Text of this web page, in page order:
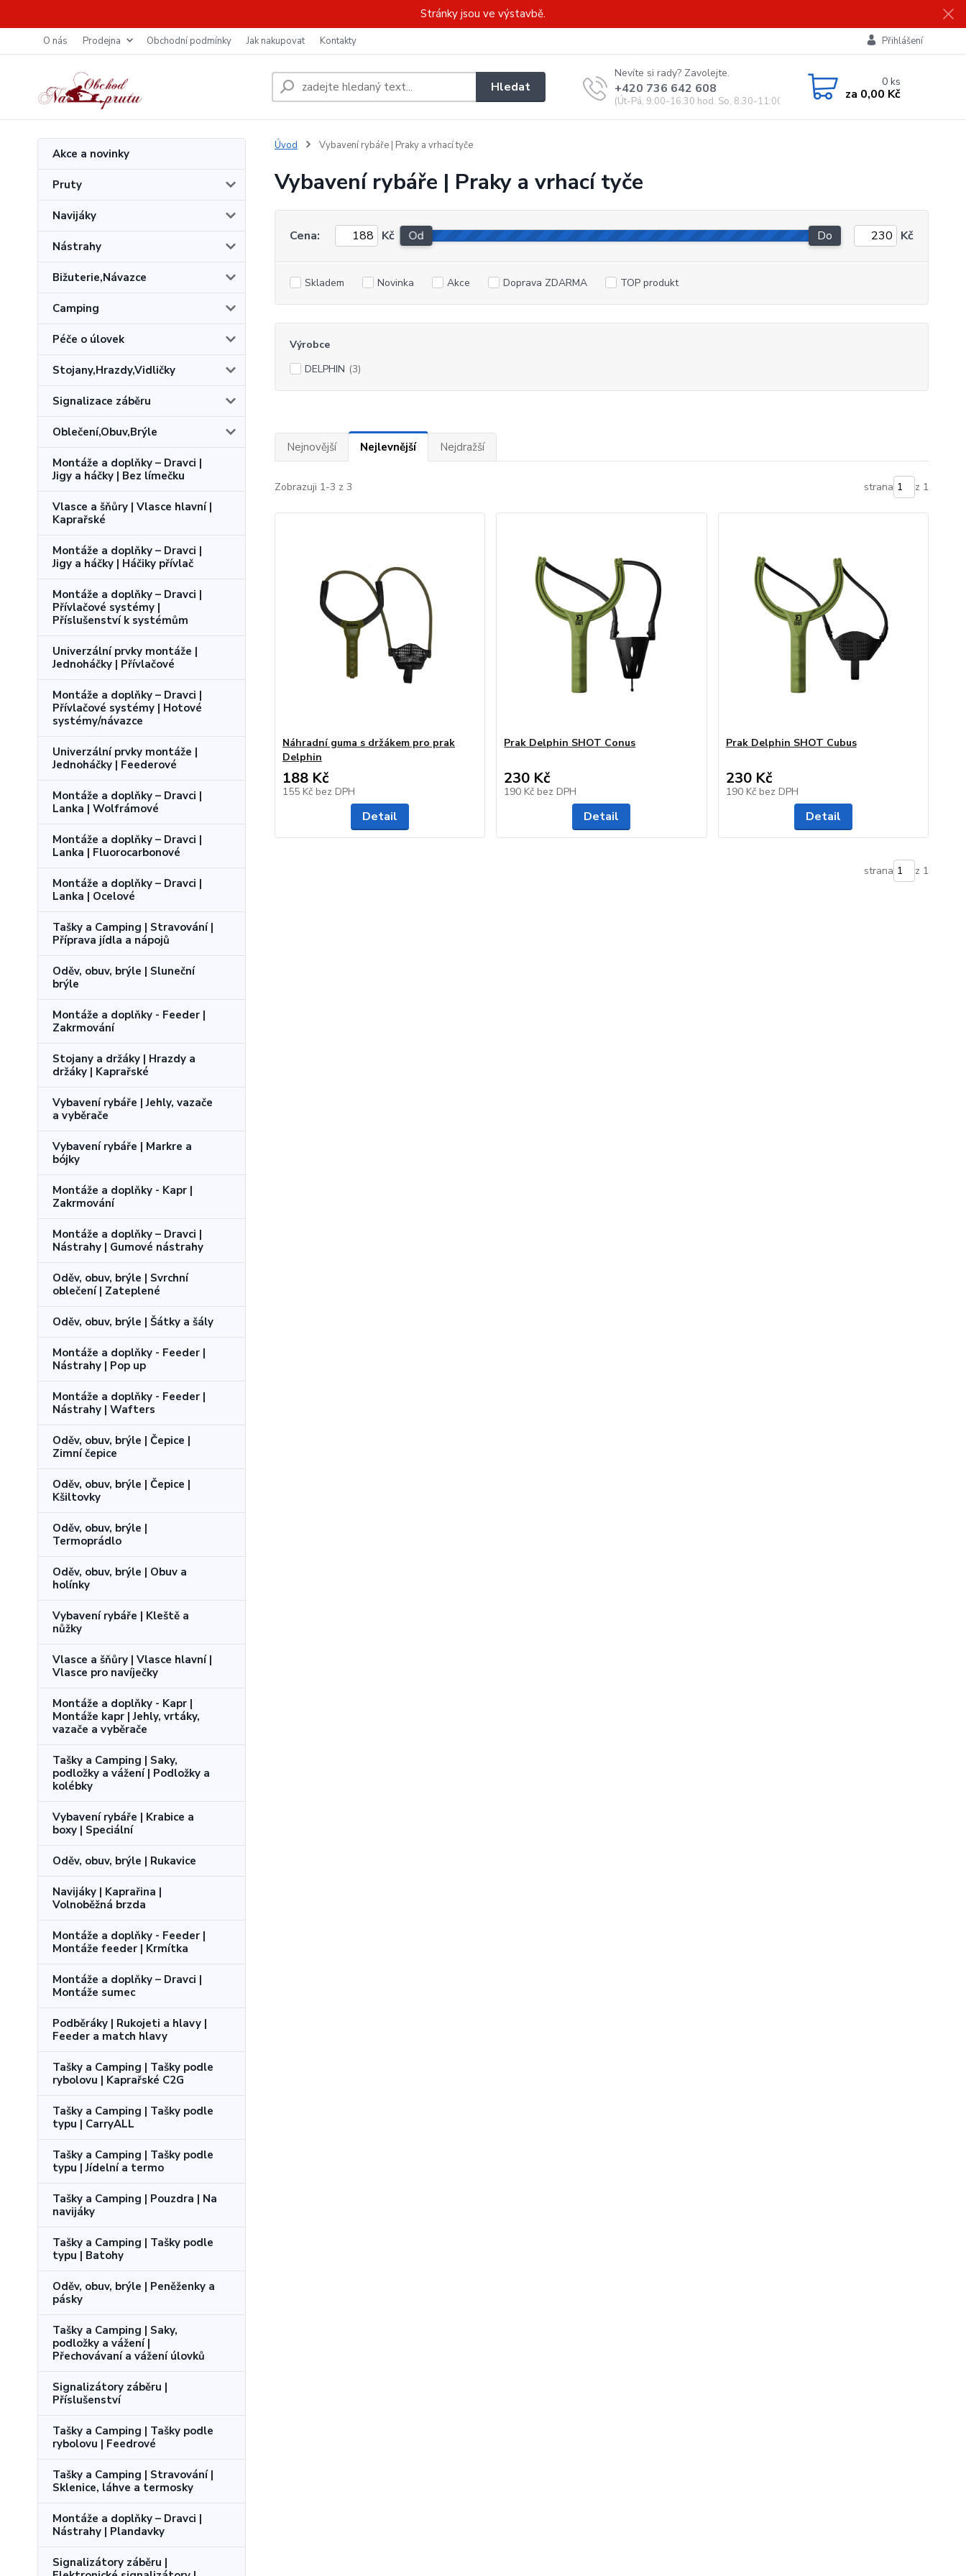
Stránky jsou ve výstavbě.
O nás Prodejna Obchodní podmínky Jak nakupovat Kontakty Přihlášení
Hledat
Nevíte si rady? Zavolejte.
+420 736 642 608
(Út-Pá, 9:00-16.30 hod. So, 8.30-11:00 hod.)
0ks
za 0,00 Kč
Akce a novinky
Pruty
Navijáky
Nástrahy
Bižuterie,Návazce
Camping
Péče o úlovek
Stojany,Hrazdy,Vidličky
Signalizace záběru
Oblečení,Obuv,Brýle
Montáže a doplňky – Dravci |
Jigy a háčky | Bez límečku
Vlasce a šňůry | Vlasce hlavní |
Kaprařské
Montáže a doplňky – Dravci |
Jigy a háčky | Háčiky přívlač
Montáže a doplňky – Dravci |
Přívlačové systémy |
Příslušenství k systémům
Univerzální prvky montáže |
Jednoháčky | Přívlačové
Montáže a doplňky – Dravci |
Přívlačové systémy | Hotové
systémy/návazce
Univerzální prvky montáže |
Jednoháčky | Feederové
Montáže a doplňky – Dravci |
Lanka | Wolfrámové
Montáže a doplňky – Dravci |
Lanka | Fluorocarbonové
Montáže a doplňky – Dravci |
Lanka | Ocelové
Tašky a Camping | Stravování |
Příprava jídla a nápojů
Oděv, obuv, brýle | Sluneční
brýle
Montáže a doplňky - Feeder |
Zakrmování
Stojany a držáky | Hrazdy a
držáky | Kaprařské
Vybavení rybáře | Jehly, vazače
a vyběrače
Vybavení rybáře | Markre a
bójky
Montáže a doplňky - Kapr |
Zakrmování
Montáže a doplňky – Dravci |
Nástrahy | Gumové nástrahy
Oděv, obuv, brýle | Svrchní
oblečení | Zateplené
Oděv, obuv, brýle | Šátky a šály
Montáže a doplňky - Feeder |
Nástrahy | Pop up
Montáže a doplňky - Feeder |
Nástrahy | Wafters
Oděv, obuv, brýle | Čepice |
Zimní čepice
Oděv, obuv, brýle | Čepice |
Kšiltovky
Oděv, obuv, brýle |
Termoprádlo
Oděv, obuv, brýle | Obuv a
holínky
Vybavení rybáře | Kleště a
nůžky
Vlasce a šňůry | Vlasce hlavní |
Vlasce pro navíječky
Montáže a doplňky - Kapr |
Montáže kapr | Jehly, vrtáky,
vazače a vyběrače
Tašky a Camping | Saky,
podložky a vážení | Podložky a
kolébky
Vybavení rybáře | Krabice a
boxy | Speciální
Oděv, obuv, brýle | Rukavice
Navijáky | Kaprařina |
Volnoběžná brzda
Montáže a doplňky - Feeder |
Montáže feeder | Krmítka
Montáže a doplňky – Dravci |
Montáže sumec
Podběráky | Rukojeti a hlavy |
Feeder a match hlavy
Tašky a Camping | Tašky podle
rybolovu | Kaprařské C2G
Tašky a Camping | Tašky podle
typu | CarryALL
Tašky a Camping | Tašky podle
typu | Jídelní a termo
Tašky a Camping | Pouzdra | Na
navijáky
Tašky a Camping | Tašky podle
typu | Batohy
Oděv, obuv, brýle | Peněženky a
pásky
Tašky a Camping | Saky,
podložky a vážení |
Přechovávaní a vážení úlovků
Signalizátory záběru |
Příslušenství
Tašky a Camping | Tašky podle
rybolovu | Feedrové
Tašky a Camping | Stravování |
Sklenice, láhve a termosky
Montáže a doplňky – Dravci |
Nástrahy | Plandavky
Signalizátory záběru |
Úvod Vybavení rybáře | Praky a vrhací tyče
Vybavení rybáře | Praky a vrhací tyče
Cena: Kč Od Do Kč
Skladem Novinka Akce Doprava ZDARMA TOP produkt
Výrobce
DELPHIN (3)
Nejnovější Nejlevnější Nejdražší
Zobrazuji 1-3 z 3 strana z 1
Náhradní guma s držákem pro prak
Delphin
188 Kč
155 Kč bez DPH
Detail
Prak Delphin SHOT Conus
230 Kč
190 Kč bez DPH
Detail
Prak Delphin SHOT Cubus
230 Kč
190 Kč bez DPH
Detail
strana z 1